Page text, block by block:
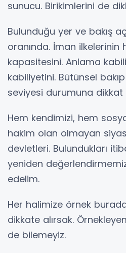
sunucu. Birikimlerini de
Bulunduğu yer ve bakış
oranında. İman ilkelerinin
kapasitesini. Anlama
kabiliyetini. Bütünsel bakıp
seviyesi durumuna dikkat
Hem kendimizi, hem
hakim olan olmayan
devletleri. Bulundukları
yeniden
edelim.
Her halimize örnek
dikkate alırsak.
de bilemeyiz.